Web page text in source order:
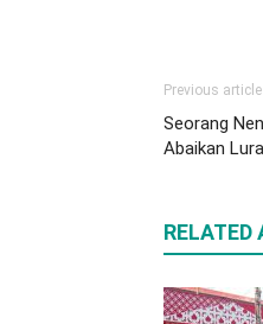
Previous article
Seorang
Abaikan
RELATED